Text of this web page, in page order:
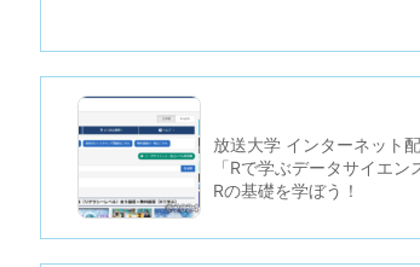
放送大学 インターネット
「Rで学ぶデータサイエ
Rの基礎を学ぼう！